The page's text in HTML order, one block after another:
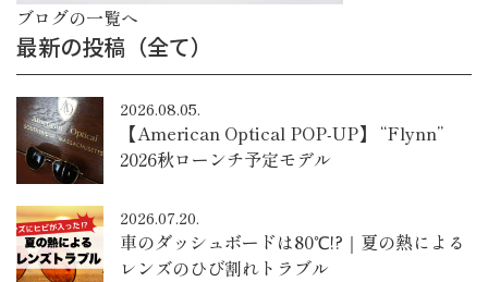
ブログの一覧へ
最新の投稿（全て）
2026.08.05.
【American Optical POP-UP】 “Flynn”
2026秋ローンチ予定モデル
2026.07.20.
車のダッシュボードは80℃!?｜夏の熱による
レンズのひび割れトラブル